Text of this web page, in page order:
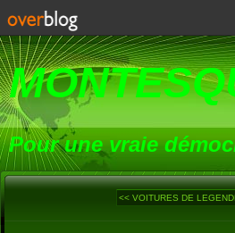
Pour une vraie
<< VOITURES DE